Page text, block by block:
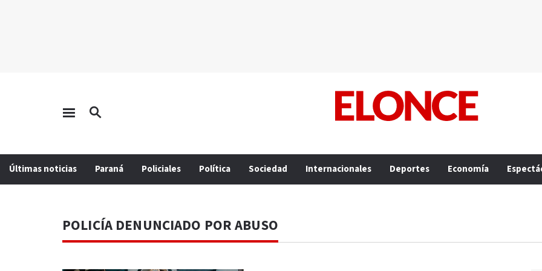
Últimas noticias Paraná Policiales Política Sociedad Internacionales Deportes Economía
POLICÍA DENUNCIADO POR ABUSO